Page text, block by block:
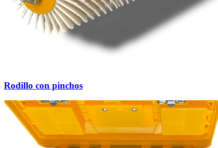
Rodillo con pinchos